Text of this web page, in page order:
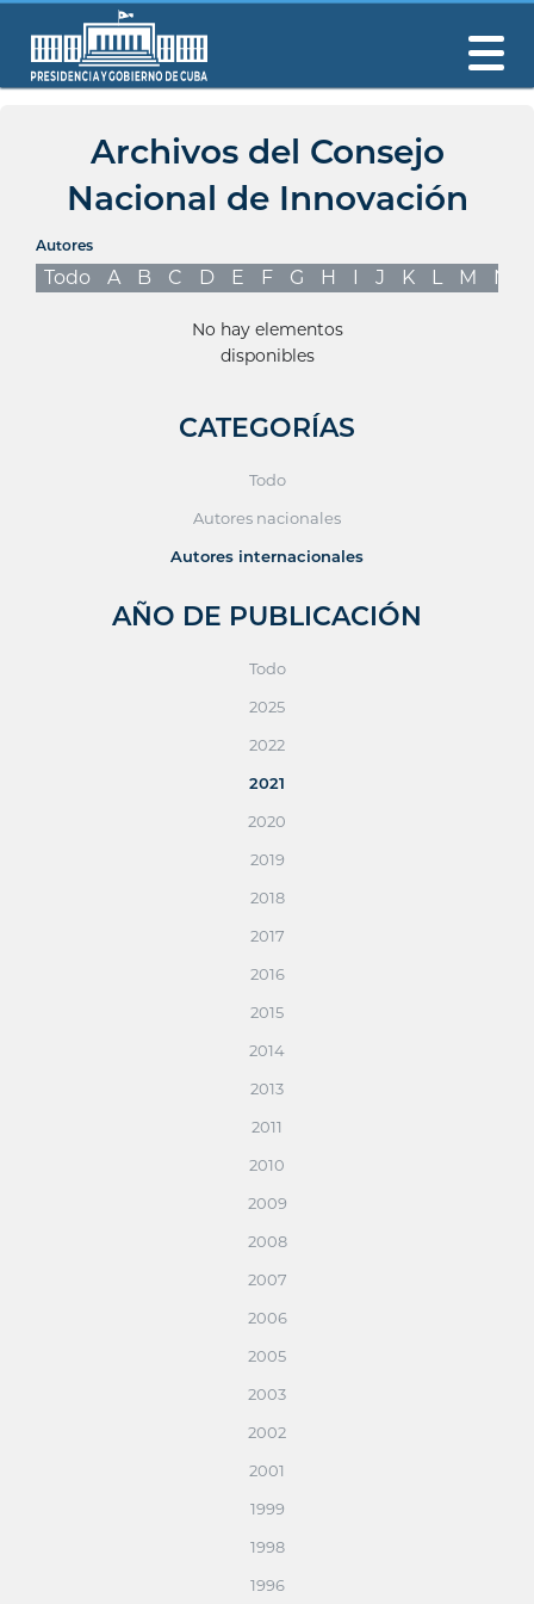
Archivos del Consejo
Nacional de Innovación
Autores
Todo A B C D E F G H I J K L M N
No hay elementos
disponibles
CATEGORÍAS
Todo
Autores nacionales
Autores internacionales
AÑO DE PUBLICACIÓN
Todo
2025
2022
2021
2020
2019
2018
2017
2016
2015
2014
2013
2011
2010
2009
2008
2007
2006
2005
2003
2002
2001
1999
1998
1996